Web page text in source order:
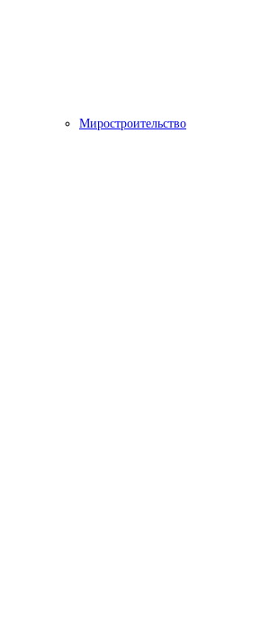
Миростроительство